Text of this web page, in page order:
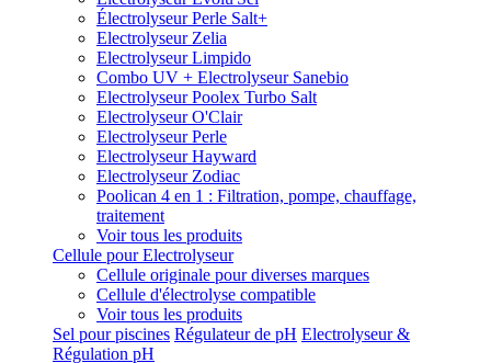
Électrolyseur Perle Salt+
Electrolyseur Zelia
Electrolyseur Limpido
Combo UV + Electrolyseur Sanebio
Electrolyseur Poolex Turbo Salt
Electrolyseur O'Clair
Electrolyseur Perle
Electrolyseur Hayward
Electrolyseur Zodiac
Poolican 4 en 1 : Filtration, pompe, chauffage,
traitement
Voir tous les produits
Cellule pour Electrolyseur
Cellule originale pour diverses marques
Cellule d'électrolyse compatible
Voir tous les produits
Sel pour piscines Régulateur de pH Electrolyseur &
Régulation pH